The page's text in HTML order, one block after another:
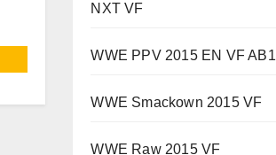
NXT VF
WWE PPV 2015 EN VF AB1
WWE Smackown 2015 VF
WWE Raw 2015 VF